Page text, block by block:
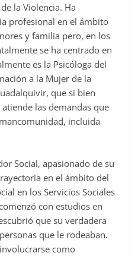
la Violencia. Ha
profesional en el ámbito
y familia pero, en los
se ha centrado en
es la Psicóloga del
a la Mujer de la
que si bien
las demandas que
incluida
Social, apasionado de su
en el ámbito del
en los Servicios Sociales
con estudios en
que su verdadera
que le rodeaban.
como